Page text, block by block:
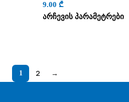
9.00 ₾
არჩევის პარამეტრები
1 2 →